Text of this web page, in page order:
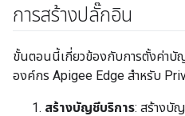
การสร้างปลั๊กอิน
ขั้นตอนนี้เกี่ยวข้องกับการตั้งค่าบั
องค์กร Apigee Edge สำหรับ
สร้างบัญชีบริการ: สร้างบั